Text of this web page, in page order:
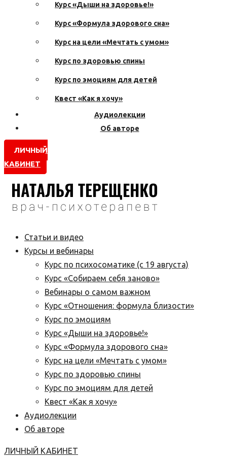
Курс «Дыши на здоровье!»
Курс «Формула здорового сна»
Курс на цели «Мечтать с умом»
Курс по здоровью спины
Курс по эмоциям для детей
Квест «Как я хочу»
Аудиолекции
Об авторе
ЛИЧНЫЙ
КАБИНЕТ
Статьи и видео
Курсы и вебинары
Курс по психосоматике (с 19 августа)
Курс «Собираем себя заново»
Вебинары о самом важном
Курс «Отношения: формула близости»
Курс по эмоциям
Курс «Дыши на здоровье!»
Курс «Формула здорового сна»
Курс на цели «Мечтать с умом»
Курс по здоровью спины
Курс по эмоциям для детей
Квест «Как я хочу»
Аудиолекции
Об авторе
ЛИЧНЫЙ КАБИНЕТ